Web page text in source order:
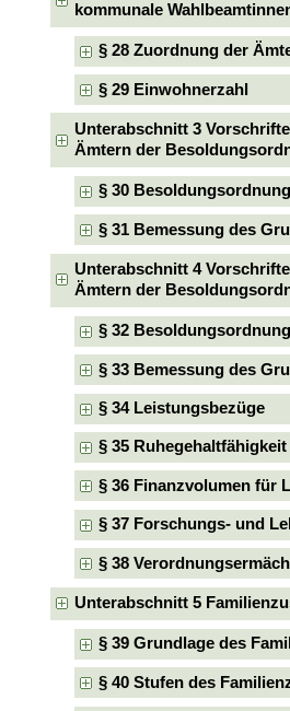
kommunale
§ 28 Zuordnung der
§ 29 Einwohnerzahl
Unterabschnitt 3
Ämtern der
§ 30
§ 31 Bemessung des
Unterabschnitt 4
Ämtern der
§ 32
§ 33 Bemessung des
§ 34 Leistungsbezüge
§ 35
§ 36 Finanzvolumen für
§ 37 Forschungs- und
§ 38
Unterabschnitt 5
§ 39 Grundlage des
§ 40 Stufen des